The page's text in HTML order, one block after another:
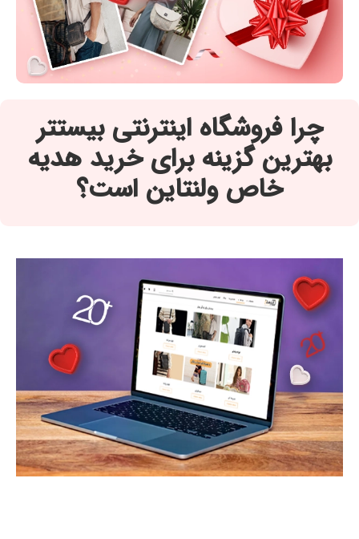
چرا فروشگاه اینترنتی بیستتر
بهترین گزینه برای خرید هدیه
خاص ولنتاین است؟